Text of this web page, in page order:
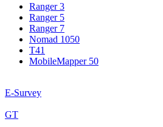
Ranger 3
Ranger 5
Ranger 7
Nomad 1050
T41
MobileMapper 50
E-Survey
GT